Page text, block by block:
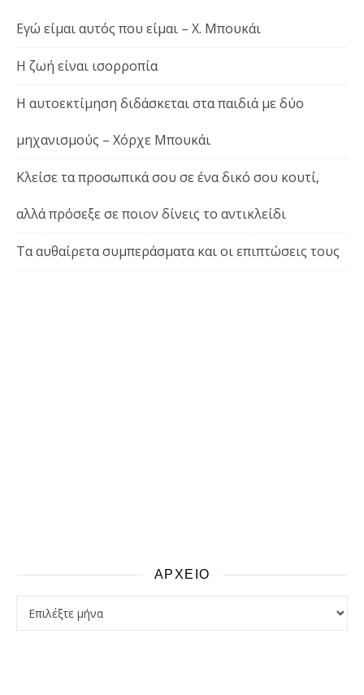
Εγώ είμαι αυτός που είμαι – Χ. Μπουκάι
Η ζωή είναι ισορροπία
Η αυτοεκτίμηση διδάσκεται στα παιδιά με δύο
μηχανισμούς – Χόρχε Μπουκάι
Κλείσε τα προσωπικά σου σε ένα δικό σου κουτί,
αλλά πρόσεξε σε ποιον δίνεις το αντικλείδι
Τα αυθαίρετα συμπεράσματα και οι επιπτώσεις τους
ΑΡΧΕΙΟ